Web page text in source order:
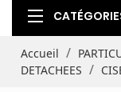
Accueil
DETACHEES